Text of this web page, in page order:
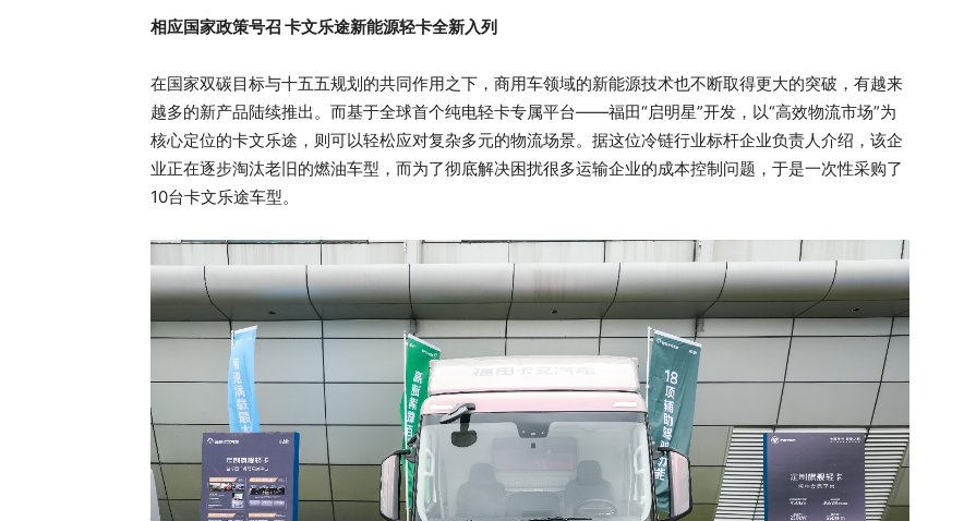
相应国家政策号召 卡文乐途新能源轻卡全新入列
在国家双碳目标与十五五规划的共同作用之下，商用车领域的新能源技术也不断取得更大的突破，有越来
越多的新产品陆续推出。而基于全球首个纯电轻卡专属平台——福田“启明星”开发，以“高效物流市场”为
核心定位的卡文乐途，则可以轻松应对复杂多元的物流场景。据这位冷链行业标杆企业负责人介绍，该企
业正在逐步淘汰老旧的燃油车型，而为了彻底解决困扰很多运输企业的成本控制问题，于是一次性采购了
10台卡文乐途车型。